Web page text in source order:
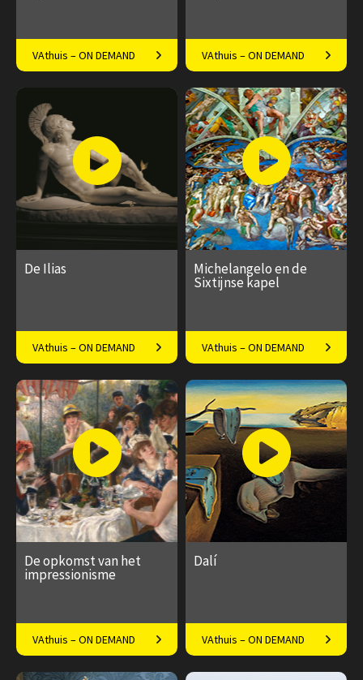
€ 169.00
Speeltijd 10 uur
VAthuis – ON DEMAND
€ 99.95
6
afleveringen
Speeltijd 1,5 uur
VAthuis – ON DEMAND
De Ilias
€ 17.50
4
afleveringen
Speeltijd 1 uur
VAthuis – ON DEMAND
Michelangelo en de
Sixtijnse kapel
€ 17.50
5
afleveringen
Speeltijd 1 uur
VAthuis – ON DEMAND
De opkomst van het
impressionisme
VAthuis – ON DEMAND
Dalí
VAthuis – ON DEMAND